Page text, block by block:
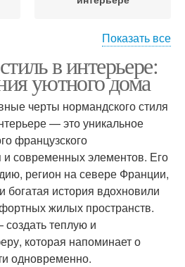
нормандского стиля
Интерьеры в
нормандском стиле
Нормандский интерьер
Показать все
в интерьере:
уютного дома
черты нормандского стиля
— это уникальное
французского
и современных элементов. Его
регион на севере Франции,
богатая история вдохновили
жилых пространств.
теплую и
которая напоминает о
одновременно.